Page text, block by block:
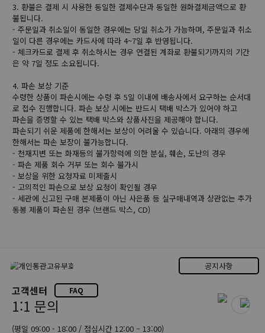
3. 환불은 결제 시 사용한 동일한 결제수단과 동일한 원화결제금액으로 환
불됩니다.
- 주문일과 취소일이 동일한 경우에는 당일 취소가 가능하며, 주문일과 취소
일이 다른 경우에는 카드사에 따라 4~7일 후 반영됩니다.
- 체크카드로 결제 후 취소하시는 경우 연결된 계좌로 환불되기까지의 기간
은 약 7일 정도 소요됩니다.
4. 파손 보상 기준
수령한 상품이 파손시에는 수령 후 5일 이내에 배송사에서 요구하는 순서대
로 접수 진행합니다. 파손 보상 시에는 반드시 택배 박스가 있어야 하고
파손을 증명할 수 있는 택배 박스와 상품사진을 제공해야 합니다.
파손되기 쉬운 제품에 한해서는 보상이 어려울 수 있습니다. 아래의 경우에
한해서는 파손 보장이 불가능합니다.
- 천재지변 또는 화재등의 불가항력에 의한 분실, 훼손, 도난의 경우
- 파손 제품 회수 거부 또는 회수 불가시
- 보상을 위한 요청자료 미제출시
- 고의적인 파손으로 보상 요청이 확인될 경우
- 세관에 신고된 구매 본제품이 아닌 사은품 등 실구매내역과 상관없는 추가
동봉 제품이 파손된 경우 (브랜드 박스, CD)
공지사항
고객센터 FAQ
1:1 문의
(평일 09:00 - 18:00 / 점심시간 12:00 – 13:00)